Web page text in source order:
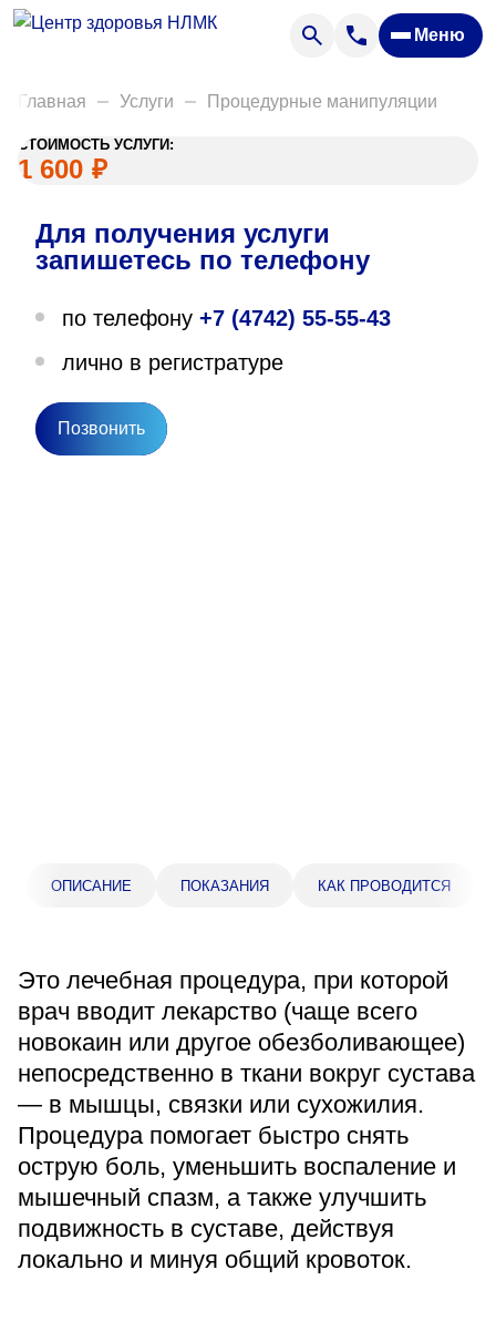
Меню
Анализы
Акции
Пациентам
Вакансии
О нас
Направления деятельности
+7 (4742) 55-55-43
Санаторий-профилакторий
«Парус»
399000, г. Липецк, Плехановское лесничество,
Ленинский лесхоз, квартал 67
Понедельник — четверг
08:00–16:45
перерыв 12:00–12:30
Пятница
перерыв 12:00–12:30
Администратор
Главная Услуги Процедурные манипуляции
ОПИСАНИЕ ПОКАЗАНИЯ КАК ПРОВОДИТСЯ
Это лечебная процедура, при которой
врач вводит лекарство (чаще всего
новокаин или другое обезболивающее)
непосредственно в ткани вокруг сустава
— в мышцы, связки или сухожилия.
Процедура помогает быстро снять
острую боль, уменьшить воспаление и
мышечный спазм, а также улучшить
подвижность в суставе, действуя
локально и минуя общий кровоток.
СТОИМОСТЬ УСЛУГИ:
1 600 ₽
Для получения услуги
запишетесь по телефону
по телефону +7 (4742) 55-55-43
лично в регистратуре
Позвонить